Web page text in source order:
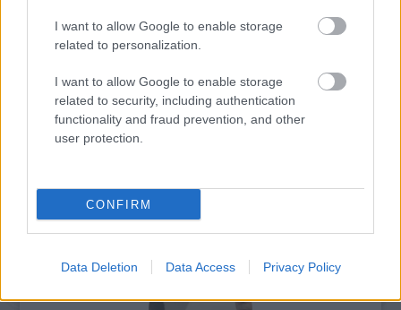
I want to allow Google to enable storage
related to personalization.
I want to allow Google to enable storage
related to security, including authentication
functionality and fraud prevention, and other
user protection.
CONFIRM
Data Deletion Data Access Privacy Policy
SZEMBE MERSZ NÉZNI AZZAL, AKIVÉ
VÁLHATTÁL VOLNA?
TERMÉSZETFELETTI ERŐK ÉS ELFELEDETT
TITKOK: ITT A SHELBY OAKS – A GONOSZ
NYOMÁBAN MAGYAR ELŐZETESE